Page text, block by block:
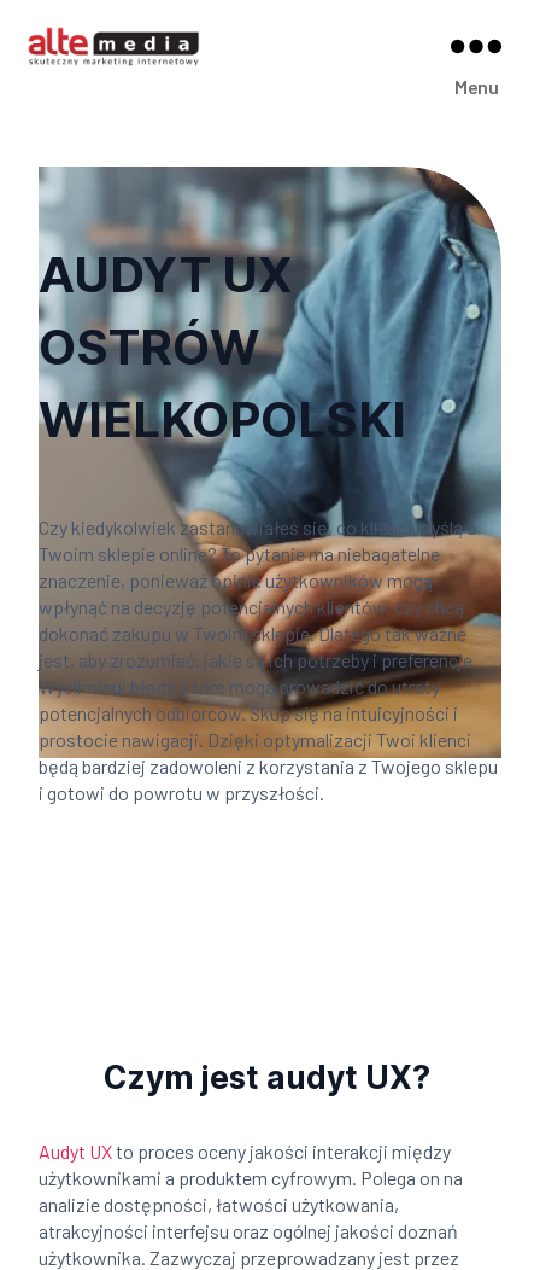
Menu
AUDYT UX
OSTRÓW
WIELKOPOLSKI
Czy kiedykolwiek zastanawiałeś się, co klienci myślą o
Twoim sklepie online? To pytanie ma niebagatelne
znaczenie, ponieważ opinie użytkowników mogą
wpłynąć na decyzję potencjalnych klientów, czy chcą
dokonać zakupu w Twoim sklepie. Dlatego tak ważne
jest, aby zrozumieć, jakie są ich potrzeby i preferencje.
Wyeliminuj błędy, które mogą prowadzić do utraty
potencjalnych odbiorców. Skup się na intuicyjności i
prostocie nawigacji. Dzięki optymalizacji Twoi klienci
będą bardziej zadowoleni z korzystania z Twojego sklepu
i gotowi do powrotu w przyszłości.
Czym jest audyt UX?
Audyt UXto proces oceny jakości interakcji między
użytkownikami a produktem cyfrowym. Polega on na
analizie dostępności, łatwości użytkowania,
atrakcyjności interfejsu oraz ogólnej jakości doznań
użytkownika. Zazwyczaj przeprowadzany jest przez